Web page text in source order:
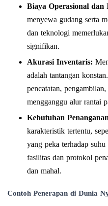
Biaya Operasional dan
menyewa gudang serta
dan teknologi
signifikan.
Akurasi Inventaris:
adalah tantangan
pencatatan,
mengganggu alur rantai
Kebutuhan
karakteristik tertentu,
yang peka terhadap suhu
fasilitas dan protokol
dan mahal.
Contoh Penerapan di Dunia